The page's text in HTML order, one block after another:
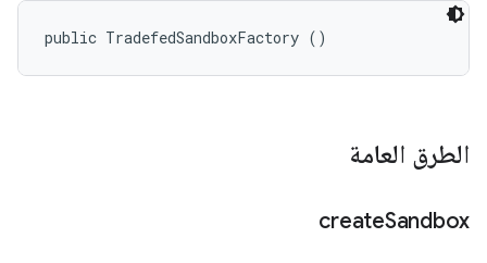
public TradefedSandboxFactory ()
الطرق العامة
createSandbox